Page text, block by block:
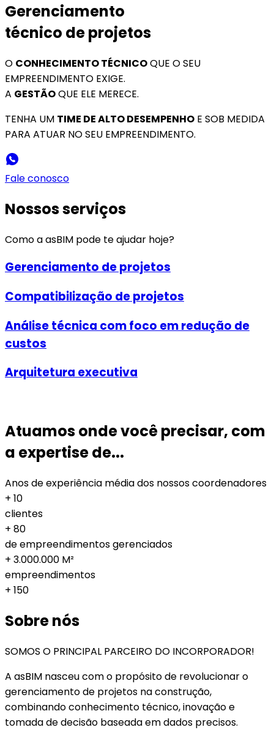
Gerenciamento
técnico de projetos
O CONHECIMENTO TÉCNICOQUE O SEU
EMPREENDIMENTO EXIGE.
A GESTÃOQUE ELE MERECE.
TENHA UM TIME DE ALTO DESEMPENHO E SOB MEDIDA
PARA ATUAR NO SEU EMPREENDIMENTO.
Fale conosco
Nossos serviços
Como a asBIM pode te ajudar hoje?
Gerenciamento de projetos
Compatibilização de projetos
Análise técnica com foco em redução de
custos
Arquitetura executiva
Atuamos onde você precisar, com
a expertise de...
Anos de experiência média dos nossos coordenadores
+ 10
clientes
+ 80
de empreendimentos gerenciados
+ 3.000.000 M²
empreendimentos
+ 150
Sobre nós
SOMOS O PRINCIPAL PARCEIRO DO INCORPORADOR!
A asBIM nasceu com o propósito de revolucionar o
gerenciamento de projetos na construção,
combinando conhecimento técnico, inovação e
tomada de decisão baseada em dados precisos.